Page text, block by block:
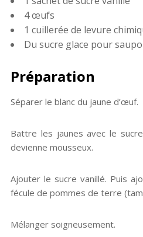
4 œufs
1 cuillerée de levure
Du sucre glace pour
Préparation
Séparer le blanc du jaune d’œuf.
Battre les jaunes avec le
devienne mousseux.
Ajouter le sucre vanillé. Puis
fécule de pommes de terre
Mélanger soigneusement.